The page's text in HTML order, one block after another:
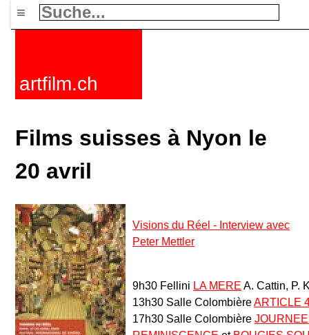
≡
artfilm.ch
Films suisses à Nyon le
20 avril
Visions du Réel - Interview avec
Peter Mettler
9h30 Fellini LA MERE A. Cattin, P.
13h30 Salle ColombièreARTICLE
17h30 Salle Colombière